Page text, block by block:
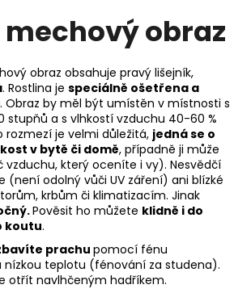
mechový obraz
obraz obsahuje pravý lišejník,
. Rostlina je speciálně ošetřena a
. Obraz by měl být umístěn v místnosti s
stupňů a s vlhkostí vzduchu 40-60 %
je velmi důležitá, jedná se o
v bytě či domě, případně ji může
vzduchu, který oceníte i vy). Nesvědčí
(není odolný vůči UV záření) ani blízké
krbům či klimatizacím. Jinak
Pověsit ho můžete klidně i do
koutu.
prachu pomocí fénu
nízkou teplotu (fénování za studena).
otřít navlhčeným hadříkem.